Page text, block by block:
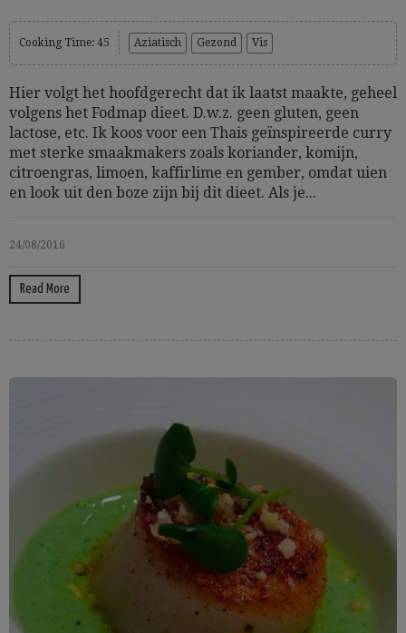
Cooking Time: 45 Aziatisch Gezond Vis
Hier volgt het hoofdgerecht dat ik laatst maakte, geheel
volgens het Fodmap dieet. D.w.z. geen gluten, geen
lactose, etc. Ik koos voor een Thais geïnspireerde curry
met sterke smaakmakers zoals koriander, komijn,
citroengras, limoen, kaffirlime en gember, omdat uien
en look uit den boze zijn bij dit dieet. Als je...
24/08/2016
Read More